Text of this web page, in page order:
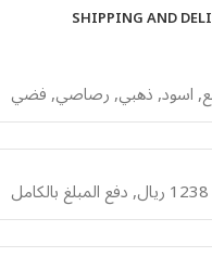
SHIPPING AND
,اسود,ذهبي,رصاصي,فضي
1238 ريال ,دفع المبلغ بالكامل